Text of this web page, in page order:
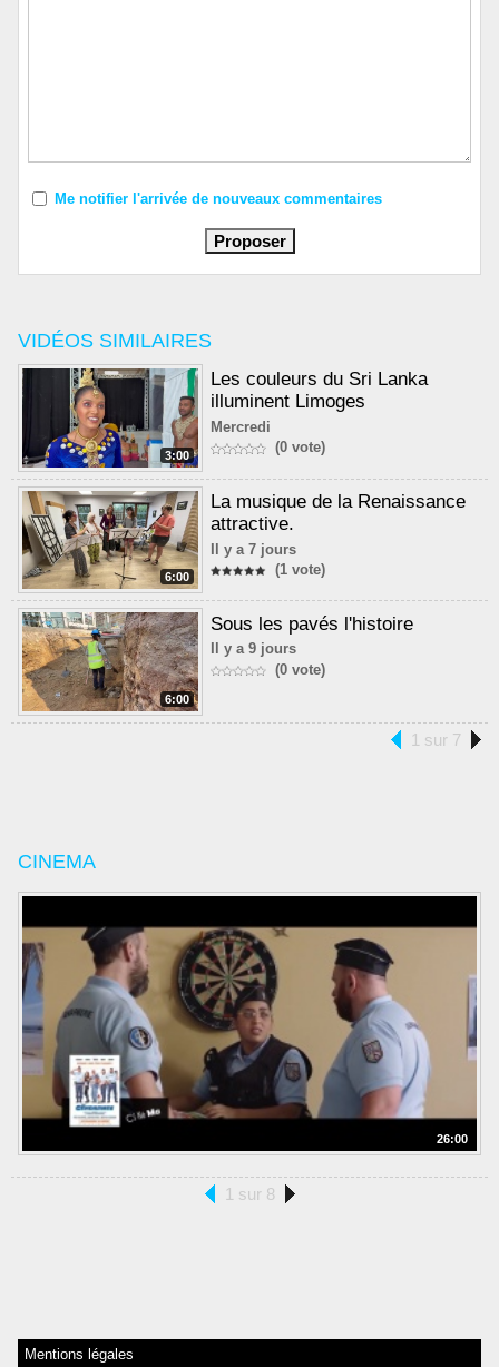
VIDÉOS SIMILAIRES
3:00
Les couleurs du Sri Lanka
illuminent Limoges
Mercredi
(0 vote)
6:00
La musique de la Renaissance
attractive.
Il y a 7 jours
(1 vote)
6:00
Sous les pavés l'histoire
Il y a 9 jours
(0 vote)
1 sur 7
CINEMA
26:00
1 sur 8
Me notifier l'arrivée de nouveaux commentaires
Mentions légales